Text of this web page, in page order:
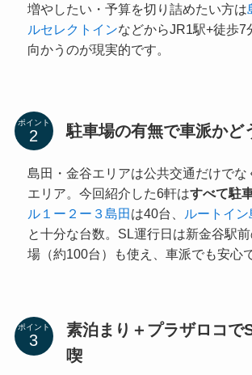
増やしたい・予算を切り詰めたい方は
ルセレクトインなどからJR1駅+徒歩7
向かうのが現実的です。
ポイント 駐車場の有無で車派かど
島田・金谷エリアは公共交通だけでな
エリア。今回紹介した6軒はすべて駐
ル１ー２ー３島田は40台、 ルートイ
と十分な台数。SL運行日は新金谷駅
場（約100台）も使え、車派でも安心
ポイント
素泊まり＋プラザロコで
喫